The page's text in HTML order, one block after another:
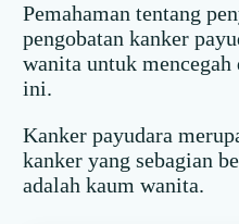
Pemahaman tentang
pengobatan kanker
wanita untuk
ini.
Kanker payudara
kanker yang sebagian
adalah kaum wanita.